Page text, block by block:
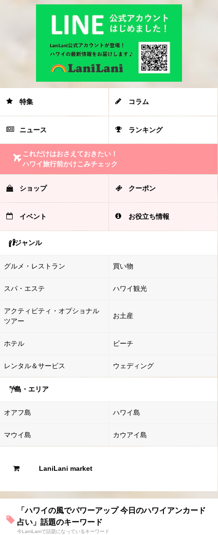
特集 コラム
ニュース ランキング
これだけはおさえておきたい！
ハワイ旅行前かけこみチェック
ショップ クーポン
イベント お役立ち情報
ジャンル
グルメ・レストラン 買い物
スパ・エステ ハワイ観光
アクティビティ・オプショナル
ツアー
お土産
ホテル ビーチ
レンタル＆サービス ウェディング
島・エリア
オアフ島 ハワイ島
マウイ島 カウアイ島
LaniLani market
「ハワイの風でパワーアップ 今日のハワイアンカード
占い」話題のキーワード
今LaniLaniで話題になっているキーワード